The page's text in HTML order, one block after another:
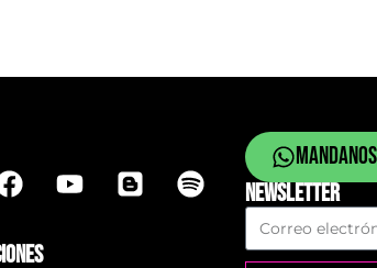
NEWSLETTER